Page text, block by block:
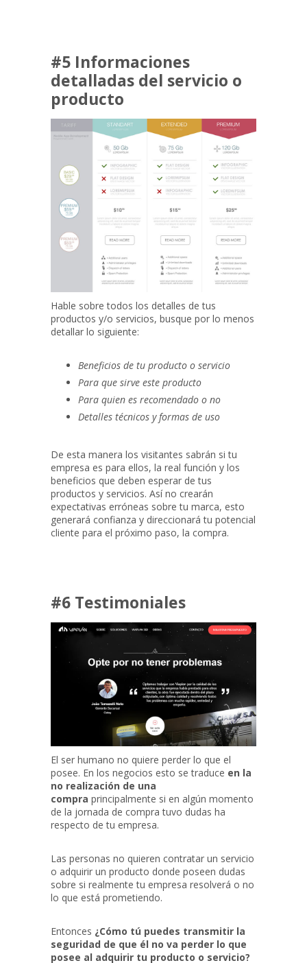
#5 Informaciones
detalladas del servicio o
producto
Hable sobre todos los detalles de tus
productos y/o servicios, busque por lo menos
detallar lo siguiente:
Beneficios de tu producto o servicio
Para que sirve este producto
Para quien es recomendado o no
Detalles técnicos y formas de uso
De esta manera los visitantes sabrán si tu
empresa es para ellos, la real función y los
beneficios que deben esperar de tus
productos y servicios. Así no crearán
expectativas erróneas sobre tu marca, esto
generará confianza y direccionará tu potencial
cliente para el próximo paso, la compra.
#6 Testimoniales
El ser humano no quiere perder lo que el
posee. En los negocios esto se traduce en la
no realización de una
compra principalmente si en algún momento
de la jornada de compra tuvo dudas ha
respecto de tu empresa.
Las personas no quieren contratar un servicio
o adquirir un producto donde poseen dudas
sobre si realmente tu empresa resolverá o no
lo que está prometiendo.
Entonces ¿Cómo tú puedes transmitir la
seguridad de que él no va perder lo que
posee al adquirir tu producto o servicio?